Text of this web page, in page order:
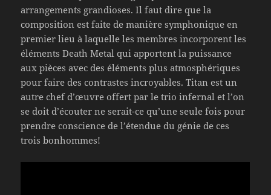
arrangements grandioses. Il faut dire que la
composition est faite de manière symphonique en
premier lieu à laquelle les membres incorporent les
éléments Death Metal qui apportent la puissance
aux pièces avec des éléments plus atmosphériques
pour faire des contrastes incroyables. Titan est un
autre chef d’œuvre offert par le trio infernal et l’on
se doit d’écouter ne serait-ce qu’une seule fois pour
prendre conscience de l’étendue du génie de ces
trois bonhommes!